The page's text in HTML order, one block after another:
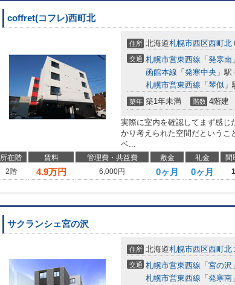
coffret(コフレ)西町北
住所 北海道札幌市西区西町北
交通 札幌市営東西線 「 発寒南
函館本線 「 発寒中央 」
札幌市営東西線 「 琴似
築年 築1年未満 階数 4階建
実際に室内を確認してまず感じ
かり考えられた空間だというこ
ベ...
所在階 賃料 管理費・共益費 敷金 礼金 間
2階
4.9万円 6,000円 0ヶ月 0ヶ月
サクランシェ宮の沢
住所 北海道札幌市西区西町北
交通 札幌市営東西線 「 宮の沢
札幌市営東西線 「 発寒南